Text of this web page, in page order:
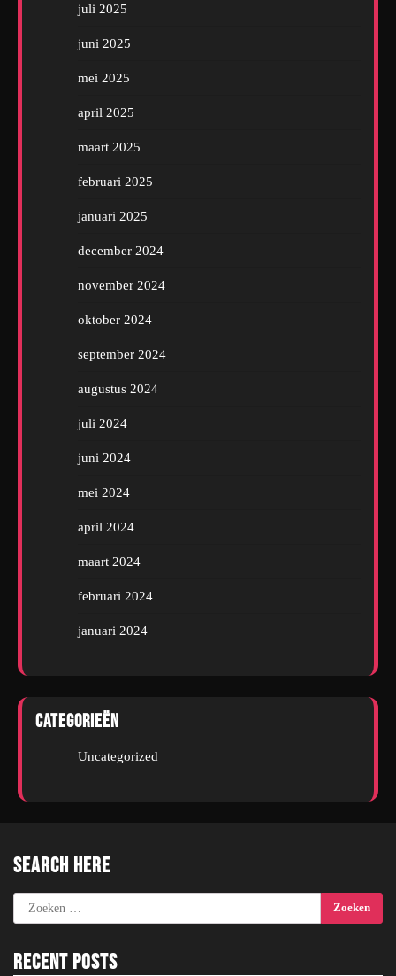
juli 2025
juni 2025
mei 2025
april 2025
maart 2025
februari 2025
januari 2025
december 2024
november 2024
oktober 2024
september 2024
augustus 2024
juli 2024
juni 2024
mei 2024
april 2024
maart 2024
februari 2024
januari 2024
Categorieën
Uncategorized
Search Here
Zoeken
naar:
Recent Posts